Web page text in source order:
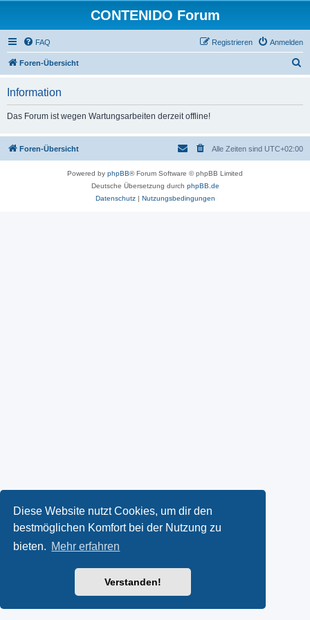
Diese Website nutzt Cookies, um dir den
bestmöglichen Komfort bei der Nutzung zu
bieten. Mehr erfahren
Verstanden!
CONTENIDO Forum
FAQ Anmelden
Registrieren
Foren-Übersicht
Information
Das Forum ist wegen Wartungsarbeiten derzeit offline!
Foren-Übersicht Alle Zeiten sind UTC+02:00
Powered by phpBB® Forum Software © phpBB Limited
Deutsche Übersetzung durch phpBB.de
Datenschutz| Nutzungsbedingungen